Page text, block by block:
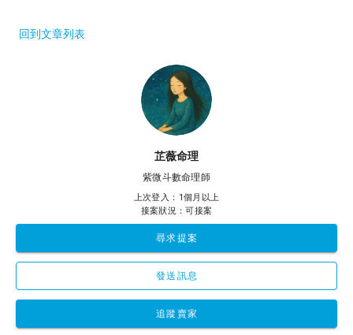
回到文章列表
芷薇命理
紫微斗數命理師
上次登入：1個月以上
接案狀況：可接案
尋求提案
發送訊息
追蹤賣家